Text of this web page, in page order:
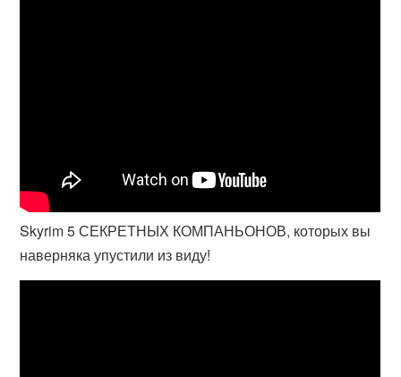
Skyrim 5 СЕКРЕТНЫХ КОМПАНЬОНОВ, которых вы
наверняка упустили из виду!